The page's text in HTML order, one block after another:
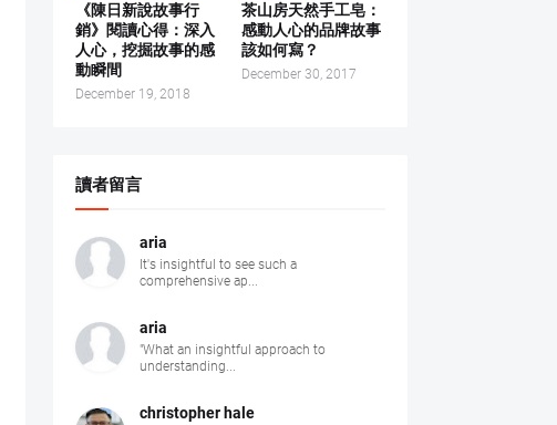
《陳日新說故事行
銷》閱讀心得：深入
人心，挖掘故事的感
動瞬間
December 19, 2018
茶山房天然手工皂：
感動人心的品牌故事
該如何寫？
December 30, 2017
讀者留言
aria
It's insightful to see such a
comprehensive ap...
aria
"What an insightful approach to
understanding...
christopher hale